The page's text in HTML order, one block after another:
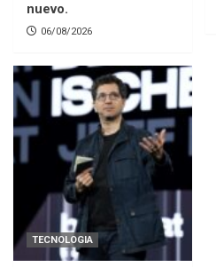
nuevo.
06/08/2026
TECNOLOGIA